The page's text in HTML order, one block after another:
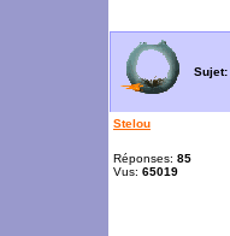
Sujet:
Stelou
Réponses: 85
Vus: 65019